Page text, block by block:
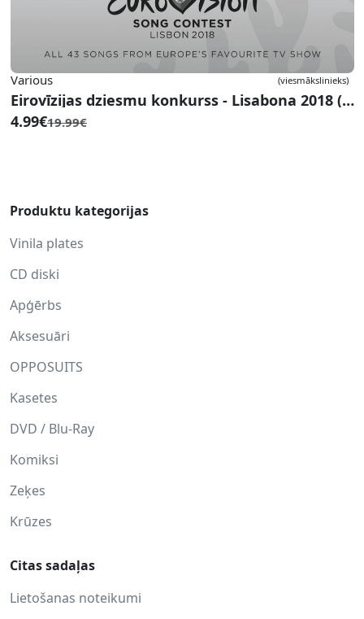
Various (viesmākslinieks)
Eirovīzijas dziesmu konkurss - Lisabona 2018 (2 CD)
4.99€19.99€
Produktu kategorijas
Vinila plates
CD diski
Apģērbs
Aksesuāri
OPPOSUITS
Kasetes
DVD / Blu-Ray
Komiksi
Zeķes
Krūzes
Citas sadaļas
Lietošanas noteikumi